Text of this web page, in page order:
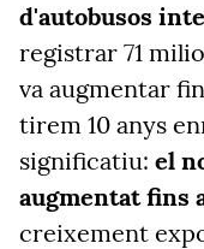
d'autobusos
registrar 71
va augmentar
tirem 10 anys
significatiu: el
augmentat fins
creixement